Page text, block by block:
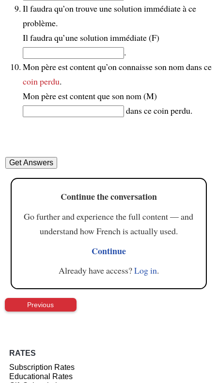
Il faudra qu’on trouve une solution immédiate à ce
problème.
Il faudra qu’une solution immédiate (F)
.
Mon père est content qu’on connaisse son nom dans ce
coin perdu.
Mon père est content que son nom (M)
dans ce coin perdu.
Continue the conversation
Go further and experience the full content — and
understand how French is actually used.
Continue
Already have access?Log in.
Previous
RATES
Subscription Rates
Educational Rates